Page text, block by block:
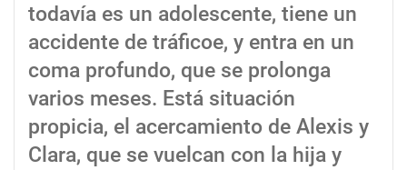
todavía es un adolescente, tiene un
accidente de tráficoe, y entra en un
coma profundo, que se prolonga
varios meses. Está situación
propicia, el acercamiento de Alexis y
Clara, que se vuelcan con la hija y